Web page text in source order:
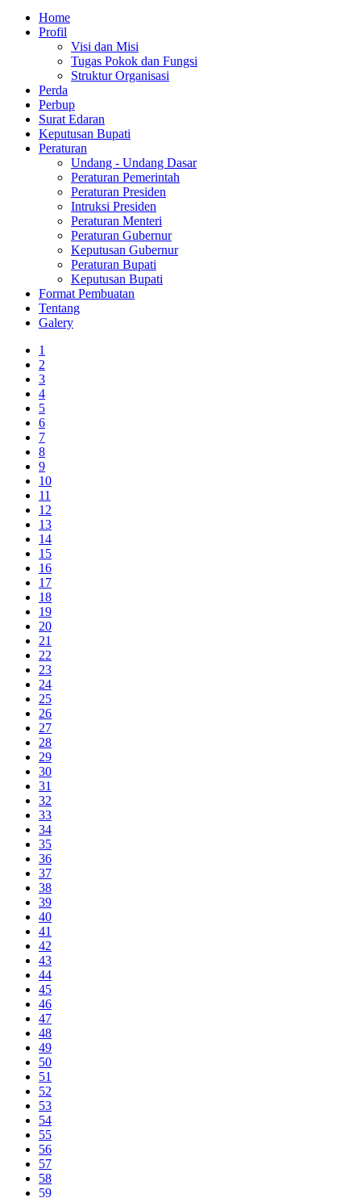
Home
Profil
Visi dan Misi
Tugas Pokok dan Fungsi
Struktur Organisasi
Perda
Perbup
Surat Edaran
Keputusan Bupati
Peraturan
Undang - Undang Dasar
Peraturan Pemerintah
Peraturan Presiden
Intruksi Presiden
Peraturan Menteri
Peraturan Gubernur
Keputusan Gubernur
Peraturan Bupati
Keputusan Bupati
Format Pembuatan
Tentang
Galery
1
2
3
4
5
6
7
8
9
10
11
12
13
14
15
16
17
18
19
20
21
22
23
24
25
26
27
28
29
30
31
32
33
34
35
36
37
38
39
40
41
42
43
44
45
46
47
48
49
50
51
52
53
54
55
56
57
58
59